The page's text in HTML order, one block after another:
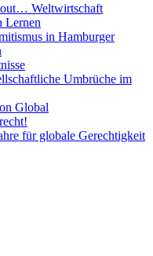
Weltwirtschaft
Lernen
in Hamburger
Umbrüche im
Global
für globale Gerechtigkeit